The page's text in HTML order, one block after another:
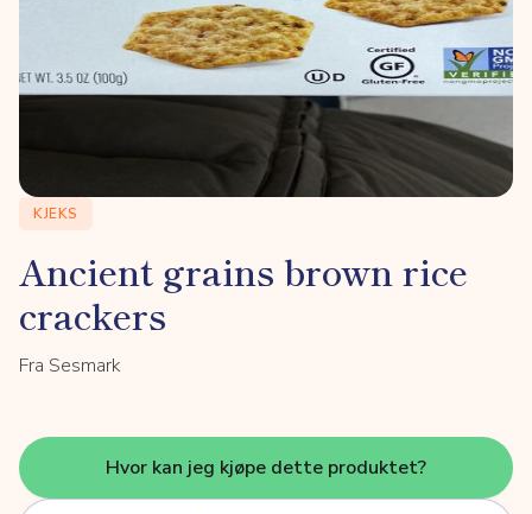
KJEKS
Ancient grains brown rice
crackers
Fra Sesmark
Hvor kan jeg kjøpe dette produktet?